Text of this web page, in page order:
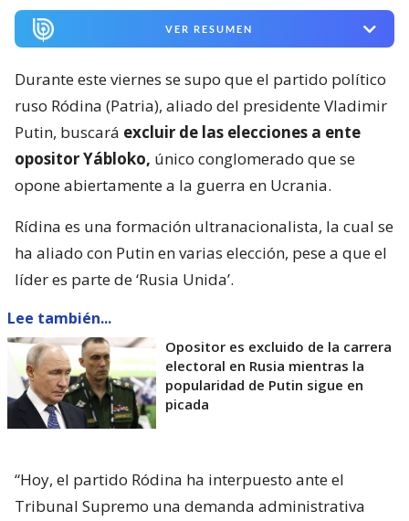
VER RESUMEN
Durante este viernes se supo que el partido político
ruso Ródina (Patria), aliado del presidente Vladimir
Putin, buscará excluir de las elecciones a ente
opositor Yábloko, único conglomerado que se
opone abiertamente a la guerra en Ucrania.
Rídina es una formación ultranacionalista, la cual se
ha aliado con Putin en varias elección, pese a que el
líder es parte de ‘Rusia Unida’.
Lee también...
Opositor es excluido de la carrera
electoral en Rusia mientras la
popularidad de Putin sigue en
picada
“Hoy, el partido Ródina ha interpuesto ante el
Tribunal Supremo una demanda administrativa